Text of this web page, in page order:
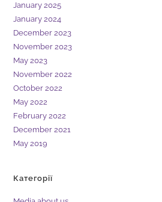
January 2025
January 2024
December 2023
November 2023
May 2023
November 2022
October 2022
May 2022
February 2022
December 2021
May 2019
Категорії